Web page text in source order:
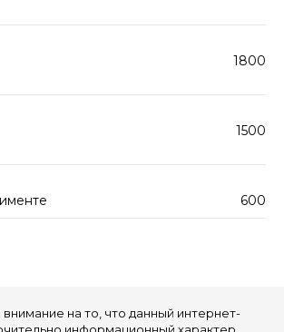
1800
1500
600
на то, что данный интернет-